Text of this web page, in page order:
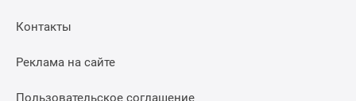
Контакты
Реклама на сайте
Пользовательское соглашение